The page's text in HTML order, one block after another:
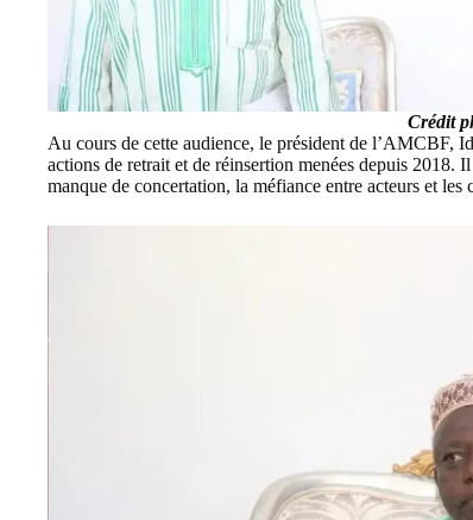
Crédit
Au cours de cette audience, le président de l’AMCBF,
actions de retrait et de réinsertion menées depuis 2018.
manque de concertation, la méfiance entre acteurs et